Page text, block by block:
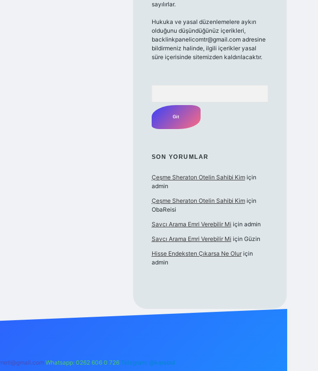
sayılırlar.
Hukuka ve yasal düzenlemelere aykırı
olduğunu düşündüğünüz içerikleri,
backlinkpanelicomtr@gmail.comadresine
bildirmeniz halinde, ilgili içerikler yasal
süre içerisinde sitemizden kaldırılacaktır.
SON YORUMLAR
Çeşme Sheraton Otelin Sahibi Kimiçin
admin
Çeşme Sheraton Otelin Sahibi Kimiçin
ObaReisi
Savcı Arama Emri Verebilir Mi için admin
Savcı Arama Emri Verebilir Mi için Güzin
Hisse Endeksten Çıkarsa Ne Oluriçin
admin
Whatsapp: 0262 606 0 726 Telegram: @karabul